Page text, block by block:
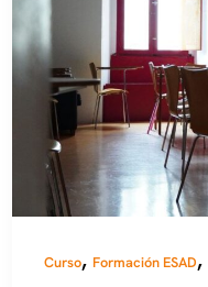
Curso, Formación ESAD,